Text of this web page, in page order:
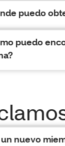
puedo
puedo
nuevo